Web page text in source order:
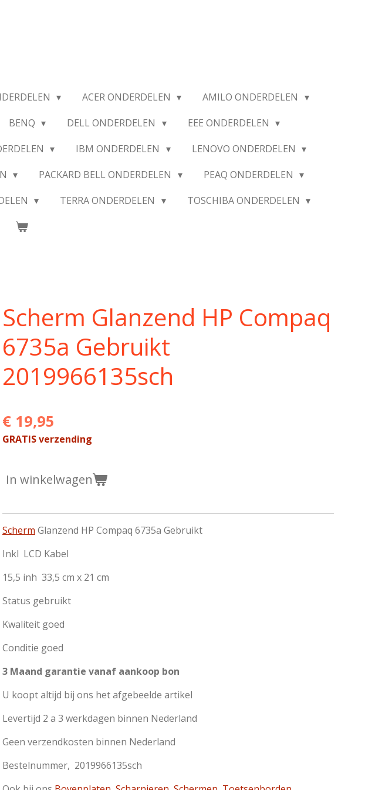
ACER ONDERDELEN
AMILO ONDERDELEN
BENQ DELL ONDERDELEN
EEE ONDERDELEN
IBM ONDERDELEN
LENOVO ONDERDELEN
PACKARD BELL ONDERDELEN
PEAQ ONDERDELEN
TERRA ONDERDELEN TOSCHIBA ONDERDELEN
Scherm Glanzend HP Compaq
6735a Gebruikt
2019966135sch
€ 19,95
GRATIS verzending
In winkelwagen
Scherm Glanzend HP Compaq 6735a Gebruikt
Inkl LCD Kabel
15,5 inh 33,5 cm x 21 cm
Status gebruikt
Kwaliteit goed
Conditie goed
3 Maand garantie vanaf aankoop bon
U koopt altijd bij ons het afgebeelde artikel
Levertijd 2 a 3 werkdagen binnen Nederland
Geen verzendkosten binnen Nederland
Bestelnummer, 2019966135sch